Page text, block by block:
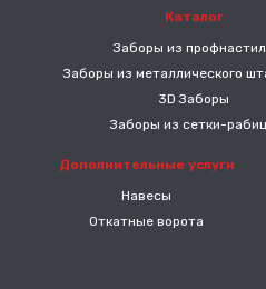
Каталог
Заборы из
Заборы из металлического
3D Заборы
Заборы из сетки-
Дополнительные услуги
Навесы
Откатные ворота